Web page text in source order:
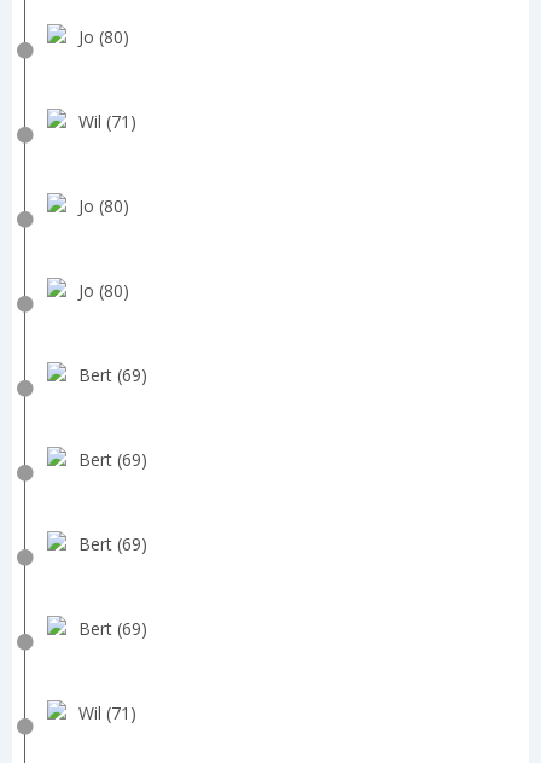
Jo (80)
Wil (71)
Jo (80)
Jo (80)
Bert (69)
Bert (69)
Bert (69)
Bert (69)
Wil (71)